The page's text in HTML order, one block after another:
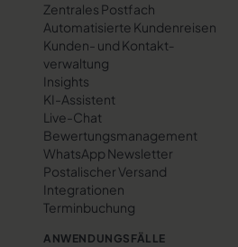
Zentrales Postfach
Automatisierte Kundenreisen
Kunden- und Kontakt­
verwaltung
Insights
KI-Assistent
Live-Chat
Bewertungs­management
WhatsApp Newsletter
Postalischer Versand
Integrationen
Terminbuchung
ANWENDUNGSFÄLLE